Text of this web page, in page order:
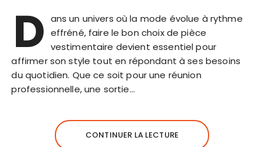
D ans un univers où la mode évolue à rythme
effréné, faire le bon choix de pièce
vestimentaire devient essentiel pour
affirmer son style tout en répondant à ses besoins
du quotidien. Que ce soit pour une réunion
professionnelle, une sortie…
CONTINUER LA LECTURE